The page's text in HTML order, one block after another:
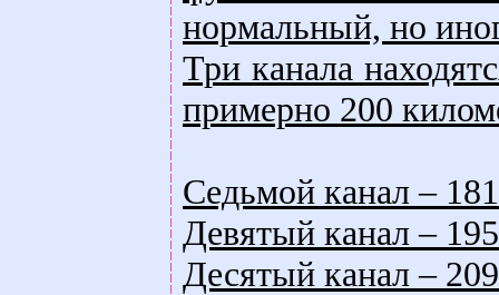
нормальный, но
Три канала
примерно 200
Седьмой канал –
Девятый канал –
Десятый канал –